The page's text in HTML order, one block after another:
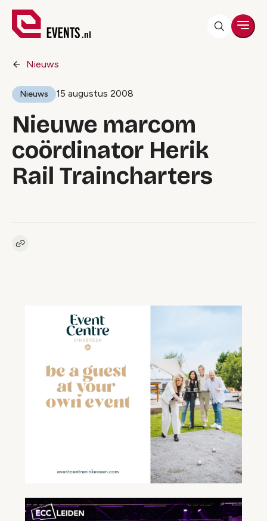
Nieuws
Nieuws 15 augustus 2008
Nieuwe marcom
coördinator Herik
Rail Traincharters
Kopieer link naar artikel